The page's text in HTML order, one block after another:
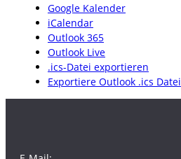
Google Kalender
iCalendar
Outlook 365
Outlook Live
.ics-Datei exportieren
Exportiere Outlook .ics Datei